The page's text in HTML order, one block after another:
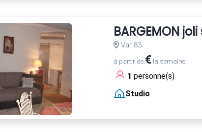
BARGEMON
Var 83
à partir de €la semaine
1 personne(s)
Studio